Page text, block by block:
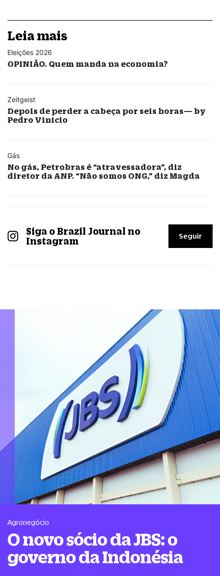
Leia mais
Eleições 2026
OPINIÃO. Quem manda na economia?
Zeitgeist
Depois de perder a cabeça por seis horas— by
Pedro Vinicio
Gás
No gás, Petrobras é “atravessadora”, diz
diretor da ANP. “Não somos ONG,” diz Magda
Siga o Brazil Journal no
Instagram
Seguir
Agronegócio
O novo sócio da JBS: o
governo da Indonésia